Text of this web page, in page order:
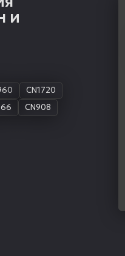
и
CN1720
CN908